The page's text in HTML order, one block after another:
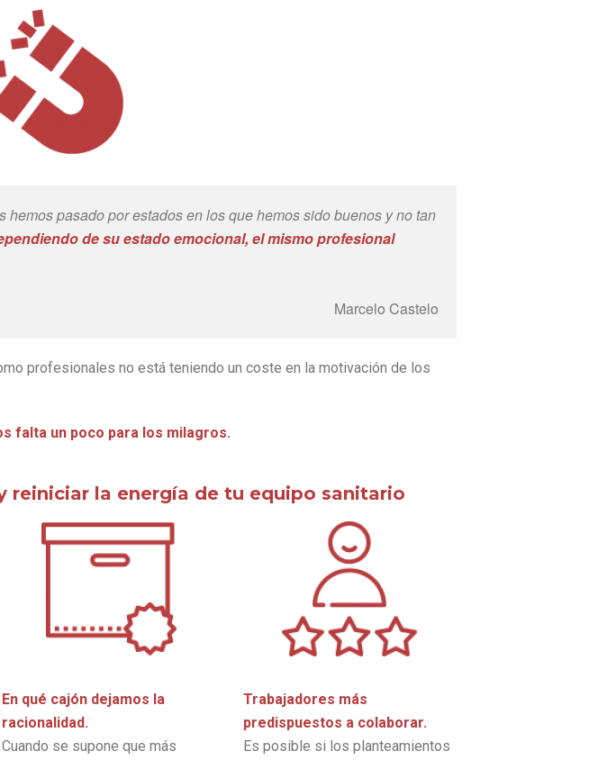
pasado por estados en los que hemos sido buenos y no tan
de su estado emocional, el mismo profesional
Marcelo Castelo
profesionales no está teniendo un coste en la motivación de los
falta un poco para los milagros.
reiniciar la energía de tu equipo sanitario
En qué cajón dejamos la
racionalidad.
Cuando se supone que más
Trabajadores más
predispuestos a colaborar.
Es posible si los planteamientos